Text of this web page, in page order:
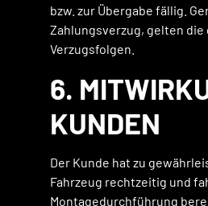
bzw. zur Übergabe fällig.
Zahlungsverzug, gelten
Verzugsfolgen.
6.
KUNDEN
Der Kunde hat zu
Fahrzeug rechtzeitig und
Montagedurchführung